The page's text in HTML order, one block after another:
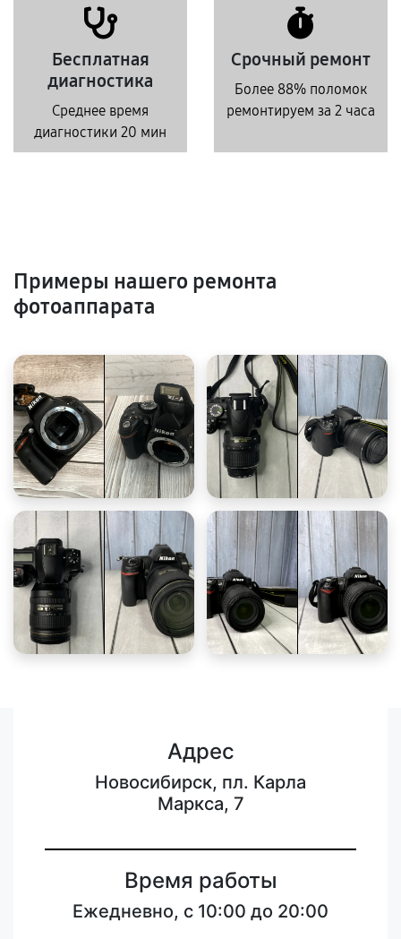
Бесплатная
диагностика
Среднее время
диагностики 20 мин
Срочный ремонт
Более 88% поломок
ремонтируем за 2 часа
Примеры нашего ремонта
фотоаппарата
Адрес
Новосибирск, пл. Карла
Маркса, 7
Время работы
Ежедневно, с 10:00 до 20:00